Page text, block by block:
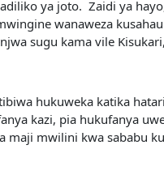
ya joto. Zaidi ya
wanaweza
sugu kama vile
hukuweka katika
kazi, pia hukufanya
mwilini kwa sababu